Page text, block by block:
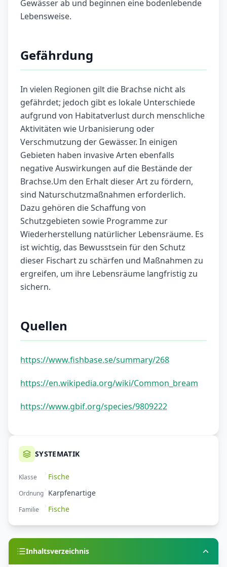
Gewässer ab und beginnen eine bodenlebende
Lebensweise.
Gefährdung
In vielen Regionen gilt die Brachse nicht als
gefährdet; jedoch gibt es lokale Unterschiede
aufgrund von Habitatverlust durch menschliche
Aktivitäten wie Urbanisierung oder
Verschmutzung der Gewässer. In einigen
Gebieten haben invasive Arten ebenfalls
negative Auswirkungen auf die Bestände der
Brachse.Um den Erhalt dieser Art zu fördern,
sind Naturschutzmaßnahmen erforderlich.
Dazu gehören die Schaffung von
Schutzgebieten sowie Programme zur
Wiederherstellung natürlicher Lebensräume. Es
ist wichtig, das Bewusstsein für den Schutz
dieser Fischart zu schärfen und Maßnahmen zu
ergreifen, um ihre Lebensräume langfristig zu
sichern.
Quellen
https://www.fishbase.se/summary/268
https://en.wikipedia.org/wiki/Common_bream
https://www.gbif.org/species/9809222
SYSTEMATIK
Klasse Fische
Ordnung Karpfenartige
Familie Fische
Inhaltsverzeichnis